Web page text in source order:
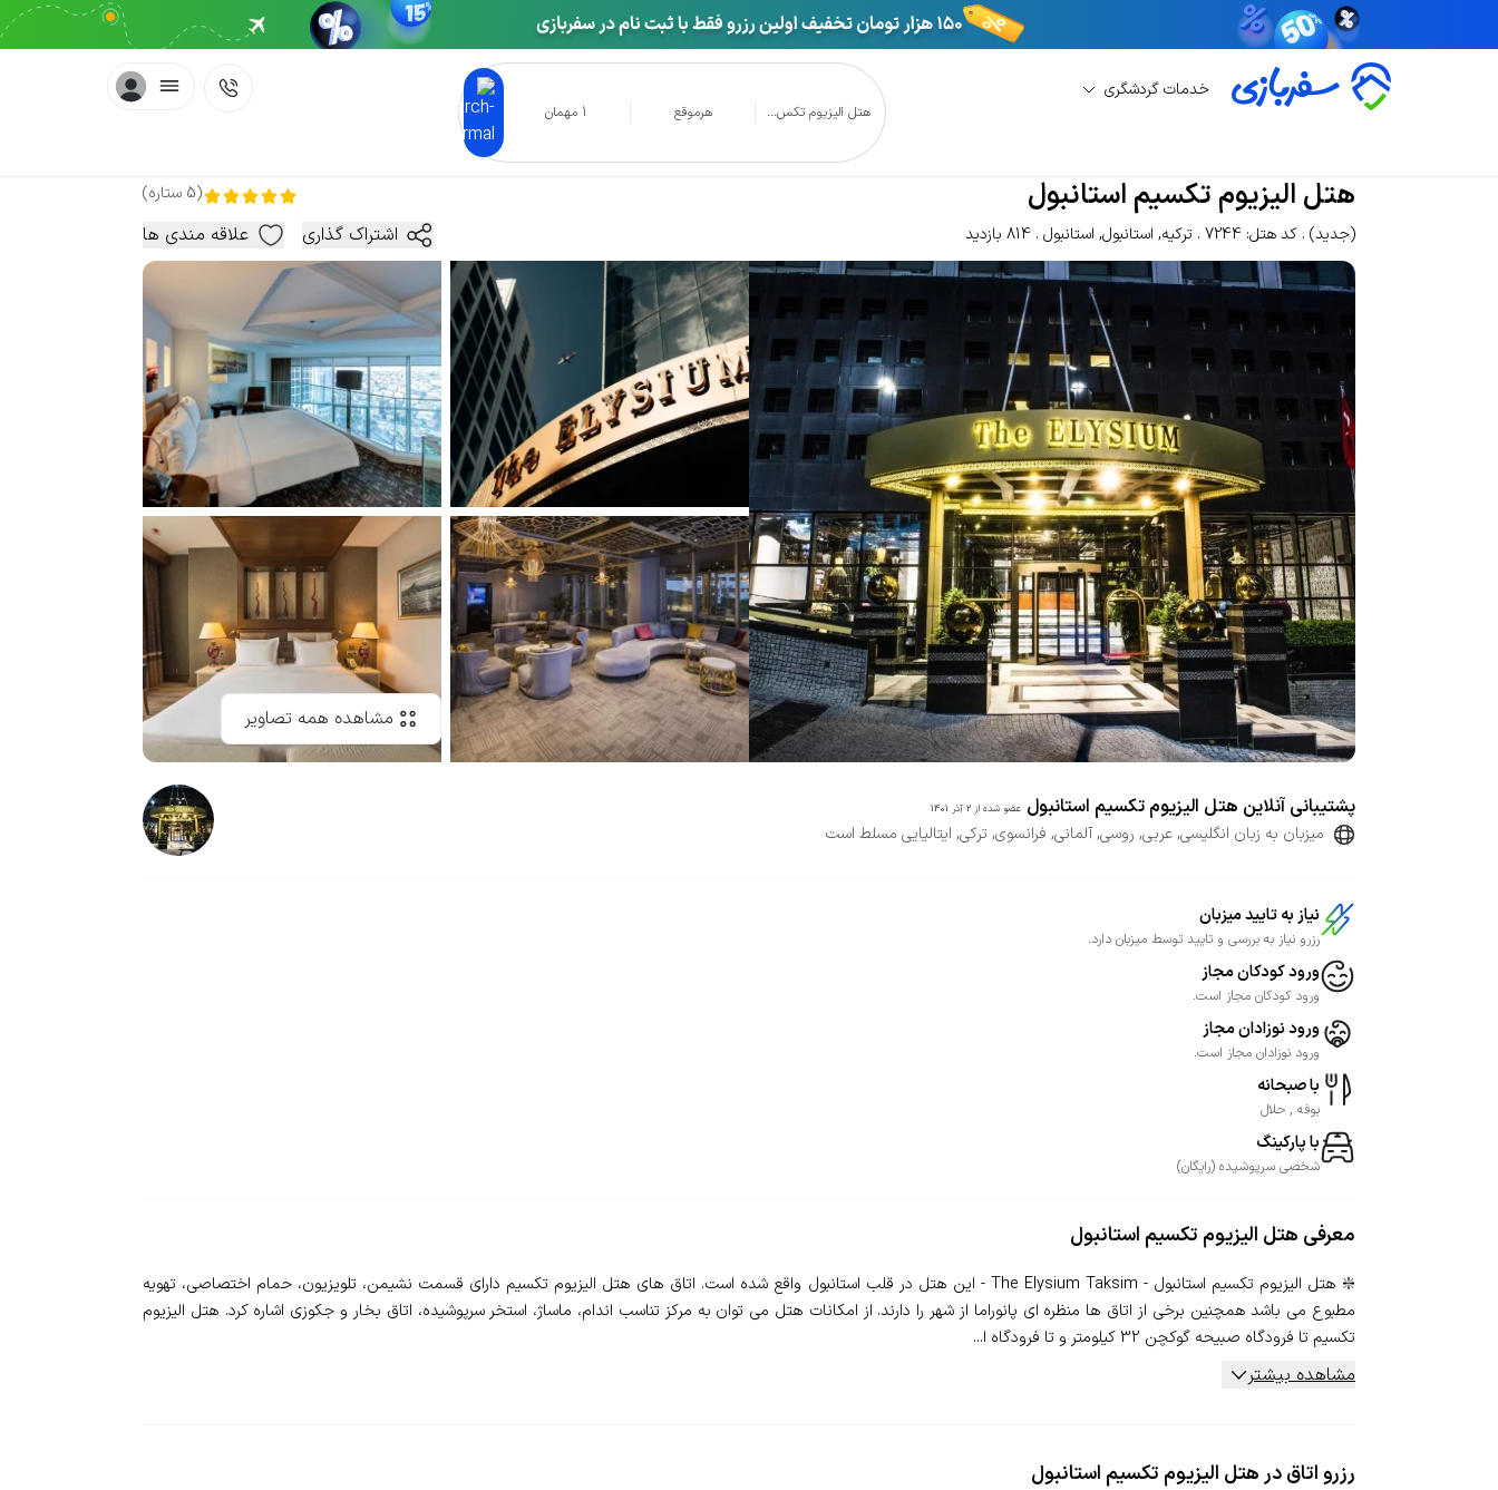
خدمات گردشگری
هتل الیزیوم تکس... هرموقع 1 مهمان
هتل الیزیوم تکسیم استانبول
(جدید) کد هتل: 7244 ترکیه, استانبول, استانبول 814 بازدید
(
5 ستاره)
اشتراک گذاری علاقه مندی ها
مشاهده همه تصاویر
پشتیبانی آنلاین هتل الیزیوم تکسیم استانبول عضو شده از 2 آذر 1401
میزبان به زبان انگلیسی, عربی, روسی, آلمانی, فرانسوی, ترکی, ایتالیایی مسلط است
نیاز به تایید میزبان
رزرو نیاز به بررسی و تایید توسط میزبان دارد.
ورود کودکان مجاز
ورود کودکان مجاز است.
ورود نوزادان مجاز
ورود نوزادان مجاز است.
با صبحانه
بوفه , حلال
با پارکینگ
شخصی سرپوشیده (رایگان)
معرفی هتل الیزیوم تکسیم استانبول
❇️ هتل الیزیوم تکسیم استانبول - The Elysium Taksim - این هتل در قلب استانبول واقع شده است. اتاق های هتل الیزیوم تکسیم دارای قسمت نشیمن، تلویزیون، حمام اختصاصی، تهویه
مطبوع می باشد همچنین برخی از اتاق ها منظره ای پانوراما از شهر را دارند. از امکانات هتل می توان به مرکز تناسب اندام، ماساژ، استخر سرپوشیده، اتاق بخار و جکوزی اشاره کرد. هتل الیزیوم
تکسیم تا فرودگاه صبیحه گوکچن 32 کیلومتر و تا فرودگاه ا...
مشاهده بیشتر
رزرو اتاق در هتل الیزیوم تکسیم استانبول